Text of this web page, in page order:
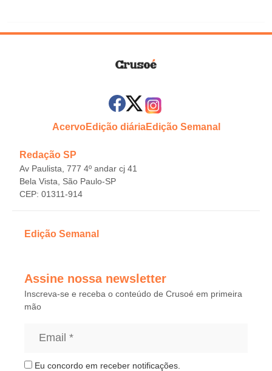
AcervoEdição diáriaEdição Semanal
Redação SP
Av Paulista, 777 4º andar cj 41
Bela Vista, São Paulo-SP
CEP: 01311-914
Edição Semanal
Assine nossa newsletter
Inscreva-se e receba o conteúdo de Crusoé em primeira
mão
Eu concordo em receber notificações.